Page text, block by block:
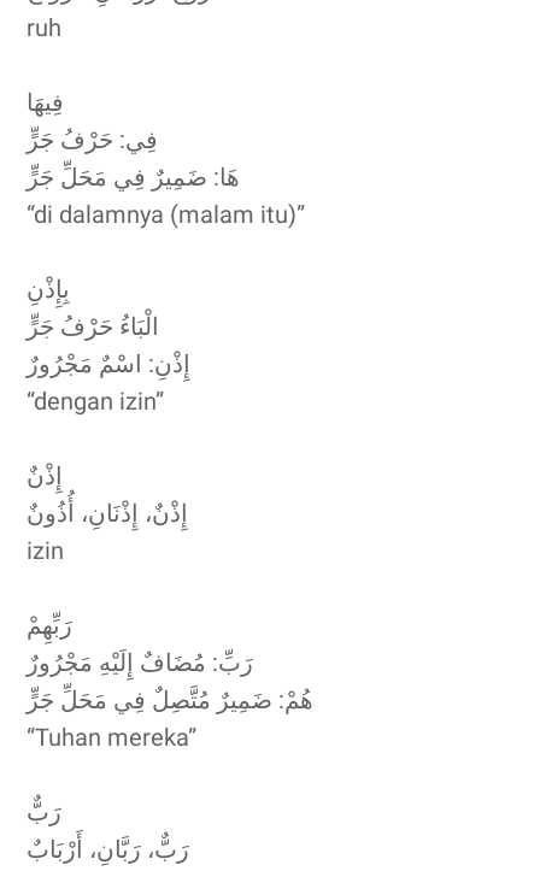
ruh
فِيهَا
فِي: حَرْفُ جَرٍّ
هَا: ضَمِيرٌ فِي مَحَلِّ جَرٍّ
“di dalamnya (malam itu)”
بِإِذْنِ
الْبَاءُ حَرْفُ جَرٍّ
إِذْنِ: اسْمٌ مَجْرُورٌ
“dengan izin”
إِذْنٌ
إِذْنٌ، إِذْنَانِ، أُذُونٌ
izin
رَبِّهِمْ
رَبِّ: مُضَافٌ إِلَيْهِ مَجْرُورٌ
هُمْ: ضَمِيرٌ مُتَّصِلٌ فِي مَحَلِّ جَرٍّ
“Tuhan mereka”
رَبٌّ
رَبٌّ، رَبَّانِ، أَرْبَابٌ